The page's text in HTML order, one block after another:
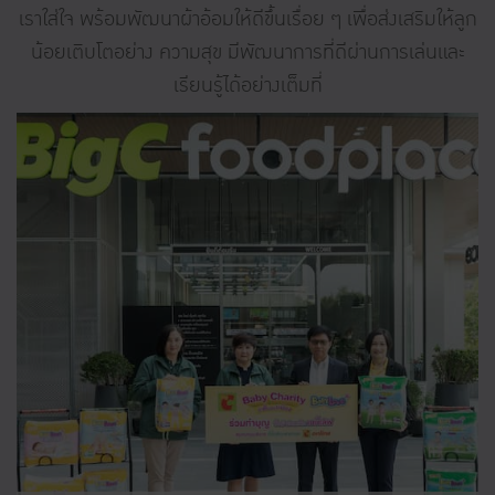
เราใส่ใจ พร้อมพัฒนาผ้าอ้อมให้ดีขึ้นเรื่อย ๆ เพื่อส่งเสริมให้ลูก
น้อยเติบโตอย่าง ความสุข มีพัฒนาการที่ดีผ่านการเล่นและ
เรียนรู้ได้อย่างเต็มที่